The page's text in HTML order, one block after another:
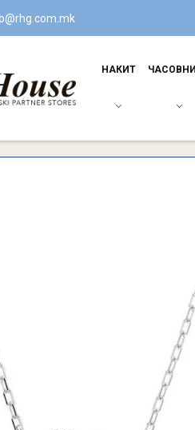
НАКИТ